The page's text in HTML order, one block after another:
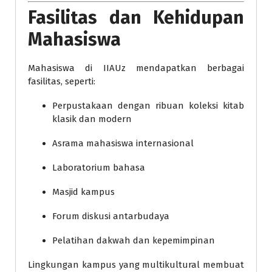
Fasilitas dan Kehidupan
Mahasiswa
Mahasiswa di IIAUz mendapatkan berbagai
fasilitas, seperti:
Perpustakaan dengan ribuan koleksi kitab
klasik dan modern
Asrama mahasiswa internasional
Laboratorium bahasa
Masjid kampus
Forum diskusi antarbudaya
Pelatihan dakwah dan kepemimpinan
Lingkungan kampus yang multikultural membuat